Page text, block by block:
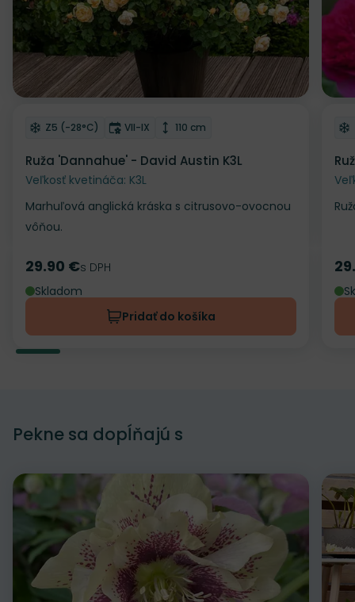
Odober do zoznamu želaní
Mrazuvzdornosť
Z5 (-28°C) Doba kvitnutia
VII-IX Výška rastliny
110 cm
Ruža 'Dannahue' - David Austin K3L
Veľkosť kvetináča: K3L
Marhuľová anglická kráska s citrusovo-ovocnou
vôňou.
Cena
29.90 €s DPH
Skladom
Pridať do košíka
Pekne sa dopĺňajú s